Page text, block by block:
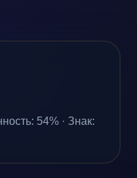
: 54% · Знак: